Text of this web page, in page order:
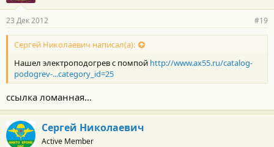
23 Дек 2012 #19
Сергей Николаевич написал(а):
Нашел электроподогрев с помпой http://www.ax55.ru/catalog-
podogrev-...category_id=25
ссылка ломанная...
Сергей Николаевич
Active Member